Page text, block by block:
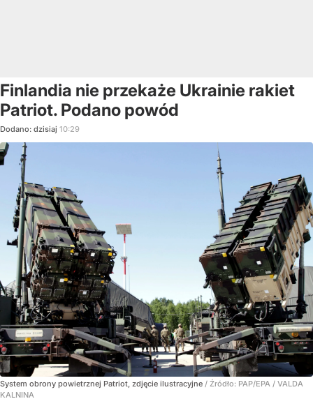
Finlandia nie przekaże Ukrainie rakiet
Patriot. Podano powód
Dodano: dzisiaj 10:29
System obrony powietrznej Patriot, zdjęcie ilustracyjne / Źródło: PAP/EPA / VALDA
KALNINA